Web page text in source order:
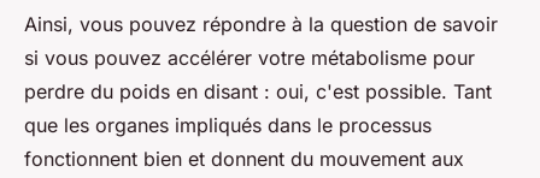
Ainsi, vous pouvez répondre à la question de savoir
si vous pouvez accélérer votre métabolisme pour
perdre du poids en disant : oui, c'est possible. Tant
que les organes impliqués dans le processus
fonctionnent bien et donnent du mouvement aux